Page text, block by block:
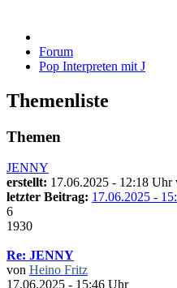
Forum
Pop Interpreten mit J
Themenliste
Themen
JENNY
erstellt: 17.06.2025 - 12:18 Uhr
letzter Beitrag: 17.06.2025 -
6
1930
Re: JENNY
von Heino Fritz
17.06.2025 - 15:46 Uhr